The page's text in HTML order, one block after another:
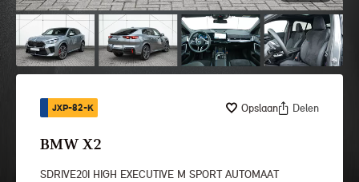
JXP-82-K Opslaan Delen
BMW X2
SDRIVE20I HIGH EXECUTIVE M SPORT AUTOMAAT